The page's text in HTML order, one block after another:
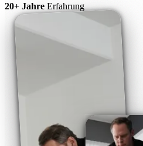
20+ Jahre Erfahrung